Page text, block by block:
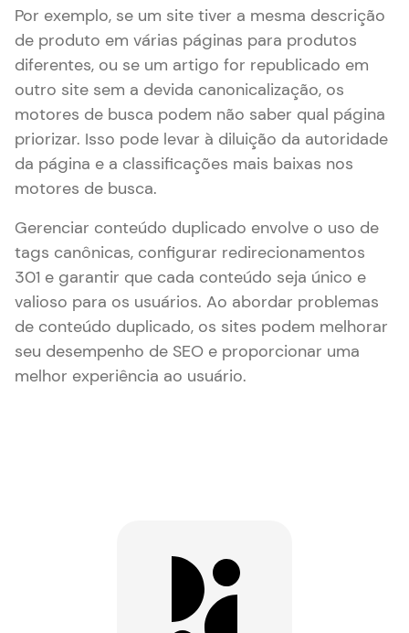
Por exemplo, se um site tiver a mesma descrição
de produto em várias páginas para produtos
diferentes, ou se um artigo for republicado em
outro site sem a devida canonicalização, os
motores de busca podem não saber qual página
priorizar. Isso pode levar à diluição da autoridade
da página e a classificações mais baixas nos
motores de busca.
Gerenciar conteúdo duplicado envolve o uso de
tags canônicas, configurar redirecionamentos
301 e garantir que cada conteúdo seja único e
valioso para os usuários. Ao abordar problemas
de conteúdo duplicado, os sites podem melhorar
seu desempenho de SEO e proporcionar uma
melhor experiência ao usuário.